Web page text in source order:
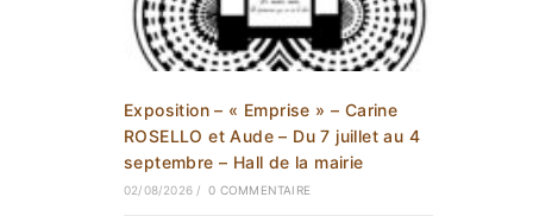
Exposition – « Emprise » – Carine
ROSELLO et Aude – Du 7 juillet au 4
septembre – Hall de la mairie
02/08/2026 / 0 COMMENTAIRE